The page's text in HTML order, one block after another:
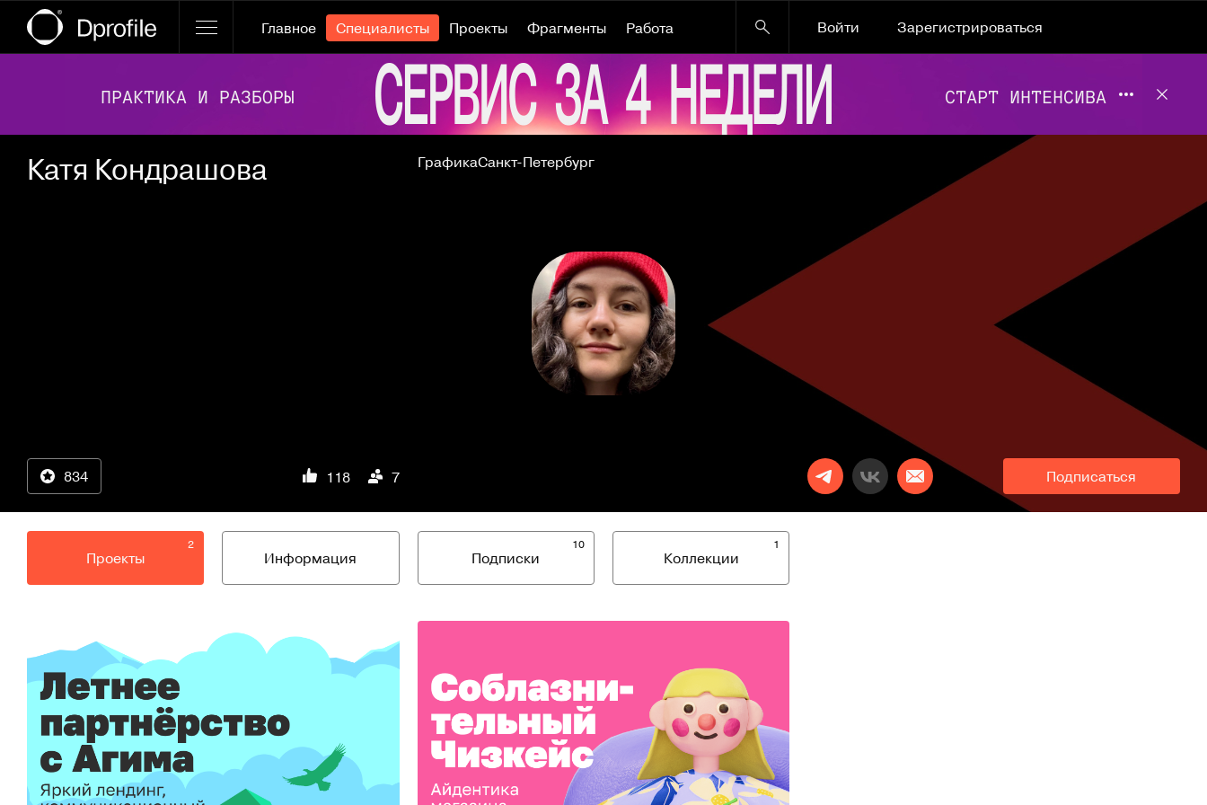
Главное Специалисты Проекты Фрагменты Работа Войти
Зарегистрироваться
Катя Кондрашова ГрафикаСанкт-Петербург
834 118 7 Подписаться
2
Проекты Информация
10
Подписки
1
Коллекции